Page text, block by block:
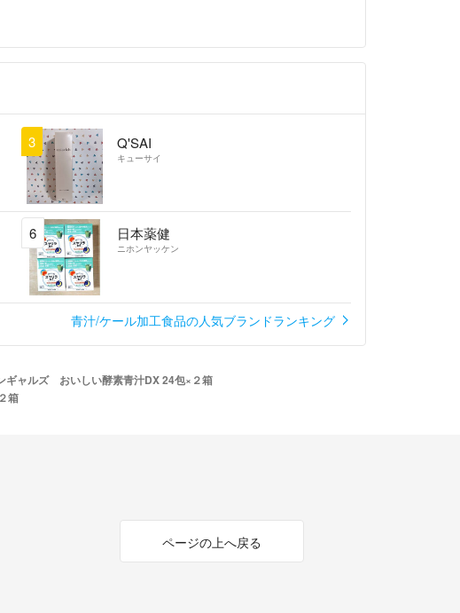
3 Q'SAI
キューサイ
6 日本薬健
ニホンヤッケン
青汁/ケール加工食品の人気ブランドランキング
ギャルズ おいしい酵素青汁DX 24包×２箱
箱
ページの上へ戻る